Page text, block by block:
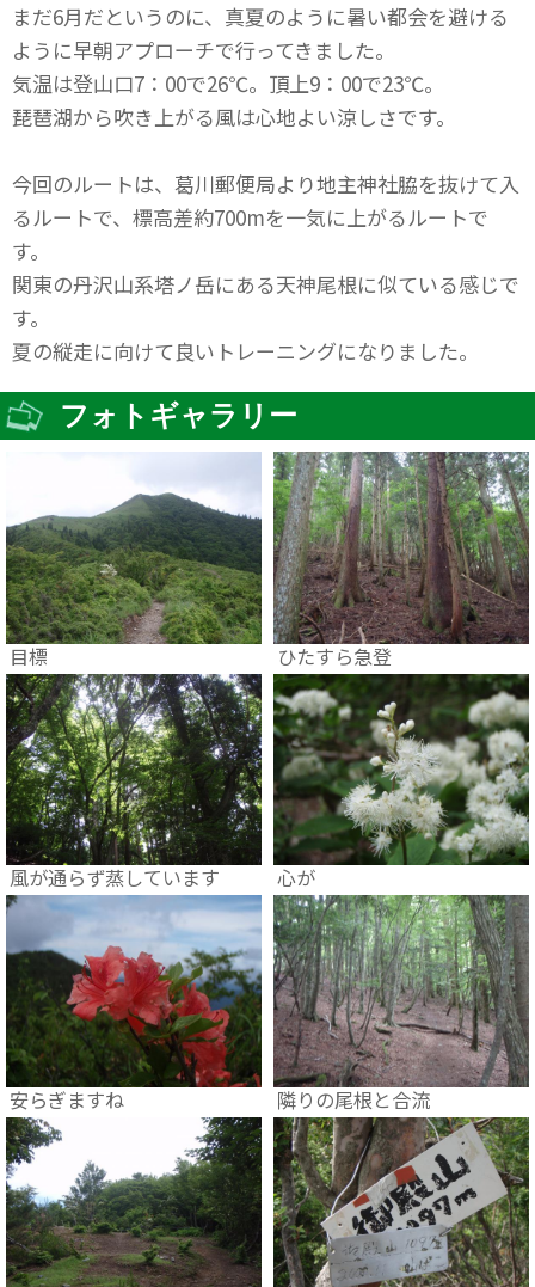
まだ6月だというのに、真夏のように暑い都会を避ける
ように早朝アプローチで行ってきました。
気温は登山口7：00で26℃。頂上9：00で23℃。
琵琶湖から吹き上がる風は心地よい涼しさです。
今回のルートは、葛川郵便局より地主神社脇を抜けて入
るルートで、標高差約700mを一気に上がるルートで
す。
関東の丹沢山系塔ノ岳にある天神尾根に似ている感じで
す。
夏の縦走に向けて良いトレーニングになりました。
フォトギャラリー
目標 ひたすら急登
風が通らず蒸しています 心が
安らぎますね 隣りの尾根と合流